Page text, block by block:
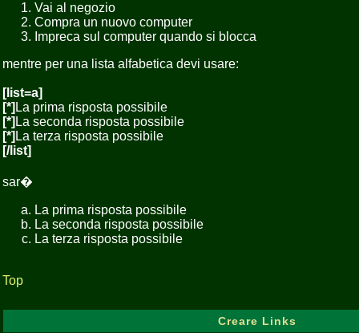
Vai al negozio
Compra un nuovo computer
Impreca sul computer quando si blocca
mentre per una lista alfabetica devi usare:
[list=a]
[*] La prima risposta possibile
[*] La seconda risposta possibile
[*] La terza risposta possibile
[/list]
sar�
La prima risposta possibile
La seconda risposta possibile
La terza risposta possibile
Top
Creare Links